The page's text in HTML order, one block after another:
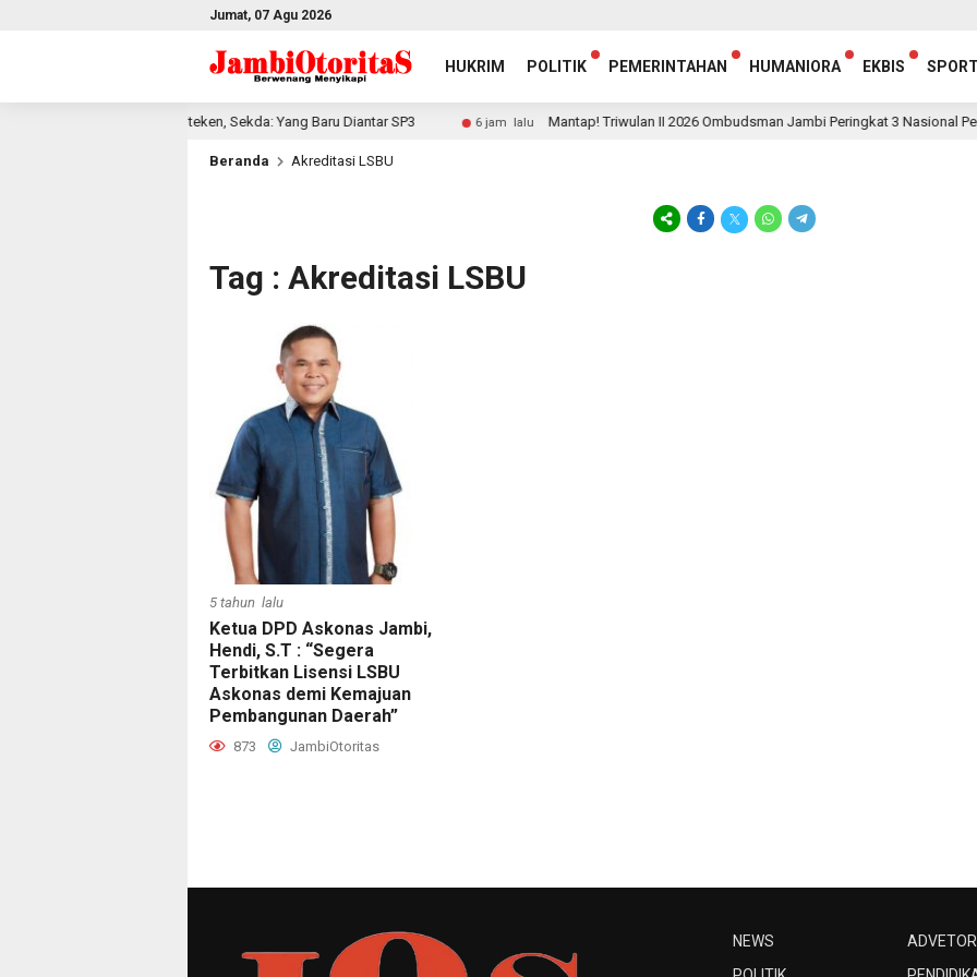
Jumat, 07 Agu 2026
HUKRIM POLITIK PEMERINTAHAN HUMANIORA EKBIS SPORT
Rambai Sudah Diteken, Sekda: Yang Baru Diantar SP3 6 jam lalu Mantap! Triwulan II 2026 Ombudsman Jambi Peringkat 3 Nasional
Beranda Akreditasi LSBU
Tag : Akreditasi LSBU
5 tahun lalu
Ketua DPD Askonas Jambi,
Hendi, S.T : “Segera
Terbitkan Lisensi LSBU
Askonas demi Kemajuan
Pembangunan Daerah”
873 JambiOtoritas
NEWS